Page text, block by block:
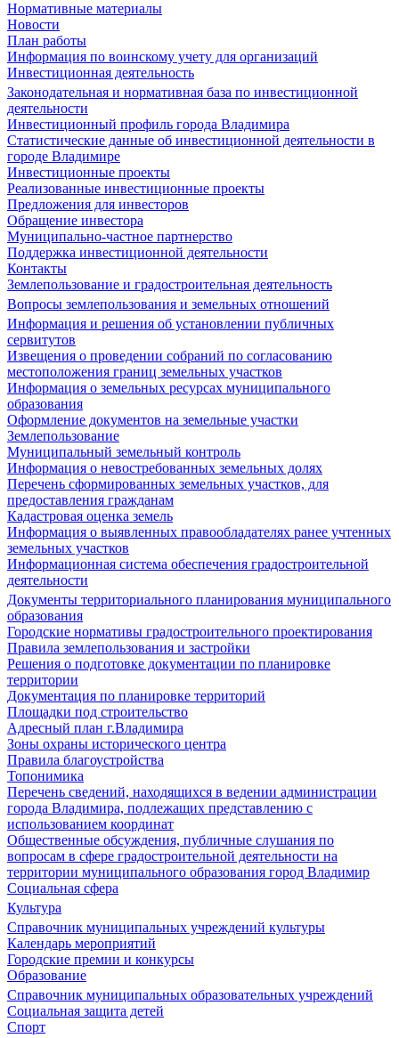
Нормативные материалы
Новости
План работы
Информация по воинскому учету для организаций
Инвестиционная деятельность
Законодательная и нормативная база по инвестиционной
деятельности
Инвестиционный профиль города Владимира
Статистические данные об инвестиционной деятельности в
городе Владимире
Инвестиционные проекты
Реализованные инвестиционные проекты
Предложения для инвесторов
Обращение инвестора
Муниципально-частное партнерство
Поддержка инвестиционной деятельности
Контакты
Землепользование и градостроительная деятельность
Вопросы землепользования и земельных отношений
Информация и решения об установлении публичных
сервитутов
Извещения о проведении собраний по согласованию
местоположения границ земельных участков
Информация о земельных ресурсах муниципального
образования
Оформление документов на земельные участки
Землепользование
Муниципальный земельный контроль
Информация о невостребованных земельных долях
Перечень сформированных земельных участков, для
предоставления гражданам
Кадастровая оценка земель
Информация о выявленных правообладателях ранее учтенных
земельных участков
Информационная система обеспечения градостроительной
деятельности
Документы территориального планирования муниципального
образования
Городские нормативы градостроительного проектирования
Правила землепользования и застройки
Решения о подготовке документации по планировке
территории
Документация по планировке территорий
Площадки под строительство
Адресный план г.Владимира
Зоны охраны исторического центра
Правила благоустройства
Топонимика
Перечень сведений, находящихся в ведении администрации
города Владимира, подлежащих представлению с
использованием координат
Общественные обсуждения, публичные слушания по
вопросам в сфере градостроительной деятельности на
территории муниципального образования город Владимир
Социальная сфера
Культура
Справочник муниципальных учреждений культуры
Календарь мероприятий
Городские премии и конкурсы
Образование
Справочник муниципальных образовательных учреждений
Социальная защита детей
Спорт